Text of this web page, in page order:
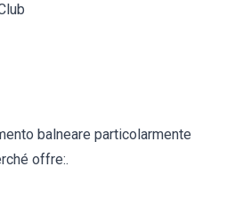
balneare particolarmente
offre:.